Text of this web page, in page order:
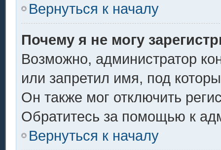
Вернуться к началу
Почему я не могу
Возможно, администратор
или запретил имя, под
Он также мог отключить
Обратитесь за помощью к
Вернуться к началу